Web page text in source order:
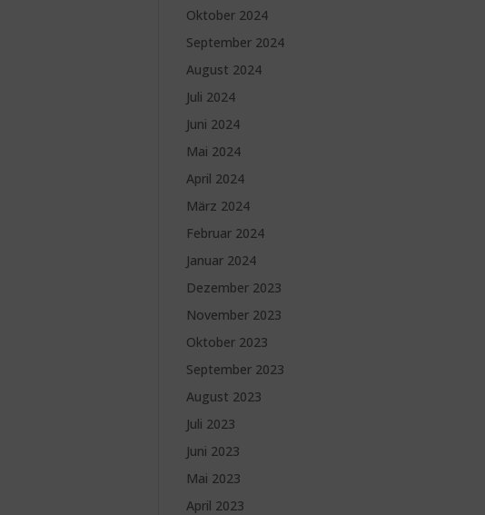
Oktober 2024
September 2024
August 2024
Juli 2024
Juni 2024
Mai 2024
April 2024
März 2024
Februar 2024
Januar 2024
Dezember 2023
November 2023
Oktober 2023
September 2023
August 2023
Juli 2023
Juni 2023
Mai 2023
April 2023